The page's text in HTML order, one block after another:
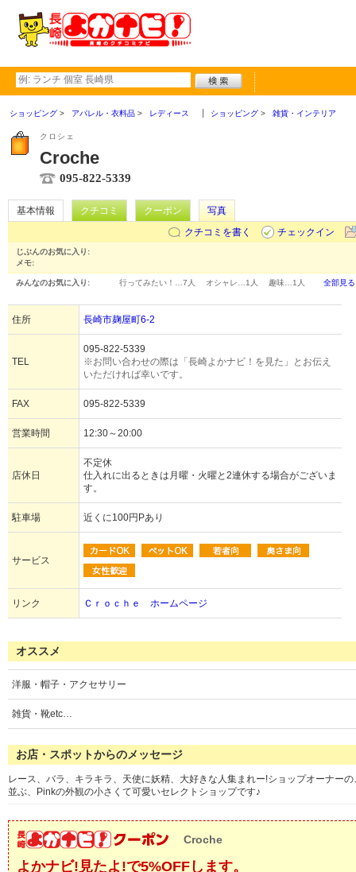
ショッピング アパレル・衣料品 レディース ショッピング 雑貨・インテリア
クロシェ
Croche
095-822-5339
基本情報 クチコミ クーポン
写真
クチコミを書く
チェックイン
じぶんのお気に入り:
メモ:
みんなのお気に入り: 行ってみたい！… 7人 オシャレ… 1人 趣味… 1人 全部見る
住所 長崎市麹屋町6-2
TEL
095-822-5339
※お問い合わせの際は「長崎よかナビ！を見た」とお伝え
いただければ幸いです。
FAX 095-822-5339
営業時間 12:30～20:00
店休日
不定休
仕入れに出るときは月曜・火曜と2連休する場合がございま
す。
駐車場 近くに100円Pあり
サービス
リンク Ｃｒｏｃｈｅ ホームページ
オススメ
洋服・帽子・アクセサリー
雑貨・靴etc…
お店・スポットからのメッセージ
レース、バラ、キラキラ、天使に妖精、大好きな人集まれー!ショップオーナー
並ぶ、Pinkの外観の小さくて可愛いセレクトショップです♪
Croche
よかナビ!見たよ!で5%OFFします。